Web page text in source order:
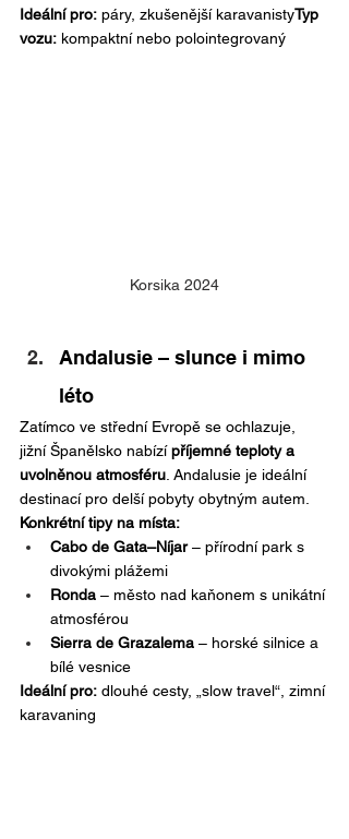
Ideální pro: páry, zkušenější karavanistyTyp
vozu: kompaktní nebo polointegrovaný
Korsika 2024
Andalusie – slunce i mimo
léto
Zatímco ve střední Evropě se ochlazuje,
jižní Španělsko nabízí příjemné teploty a
uvolněnou atmosféru . Andalusie je ideální
destinací pro delší pobyty obytným autem.
Konkrétní tipy na místa:
Cabo de Gata–Níjar – přírodní park s
divokými plážemi
Ronda – město nad kaňonem s unikátní
atmosférou
Sierra de Grazalema – horské silnice a
bílé vesnice
Ideální pro: dlouhé cesty, „slow travel“, zimní
karavaning